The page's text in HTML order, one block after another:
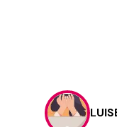
Contattaci
Pubblicità